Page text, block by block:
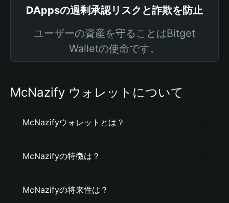
DAppsの過剰承認リスクと詐欺を防止
ユーザーの資産を守ることはBitget
Walletの使命です。
McNazify ウォレットについて
McNazifyウォレットとは？
McNazifyの特徴は？
McNazifyの将来性は？